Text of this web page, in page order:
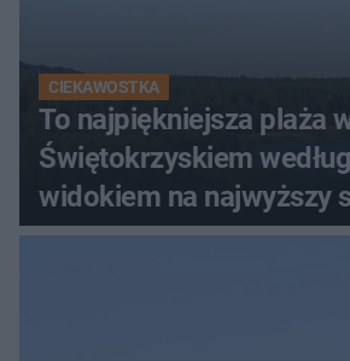
CIEKAWOSTKA
To najpiękniejsza plaża
Świętokrzyskiem
widokiem na najwyższy
Świętokrzyskich